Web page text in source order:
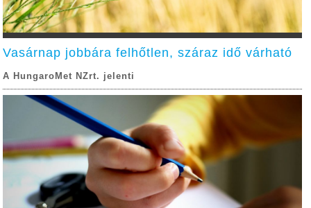
Vasárnap jobbára felhőtlen, száraz idő várható
A HungaroMet NZrt. jelenti